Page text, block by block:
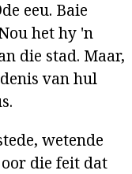
eeu. Baie
het hy 'n
die stad. Maar,
van hul
wetende
die feit dat